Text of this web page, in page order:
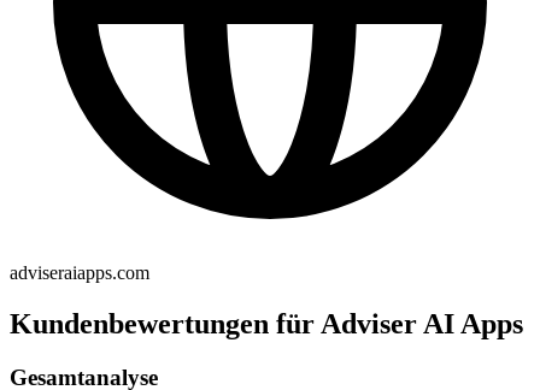
adviseraiapps.com
Kundenbewertungen für Adviser AI Apps
Gesamtanalyse